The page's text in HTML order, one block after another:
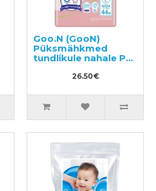
Goo.N (GooN)
Püksmähkmed
tundlikule nahale PL
26.50€